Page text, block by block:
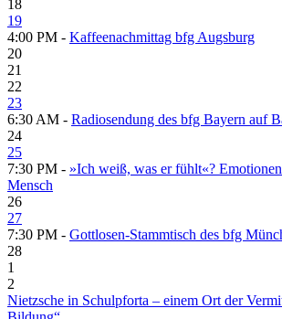
18
19
4:00 PM - Kaffeenachmittag bfg Augsburg
20
21
22
23
6:30 AM - Radiosendung des bfg Bayern auf
24
25
7:30 PM - »Ich weiß, was er fühlt«?
Mensch
26
27
7:30 PM - Gottlosen-Stammtisch des bfg
28
1
2
Nietzsche in Schulpforta – einem Ort der